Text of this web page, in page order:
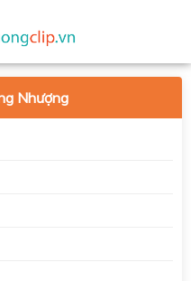
Nhượng